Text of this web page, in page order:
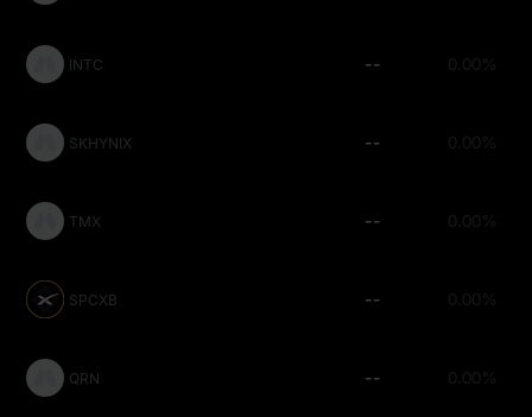
INTC -- 0.00%
SKHYNIX -- 0.00%
TMX -- 0.00%
SPCXB -- 0.00%
QRN -- 0.00%